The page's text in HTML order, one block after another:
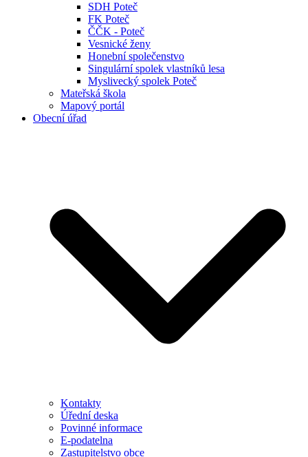
SDH Poteč
FK Poteč
ČČK - Poteč
Vesnické ženy
Honební společenstvo
Singulární spolek vlastníků lesa
Myslivecký spolek Poteč
Mateřská škola
Mapový portál
Obecní úřad
Kontakty
Úřední deska
Povinné informace
E-podatelna
Zastupitelstvo obce